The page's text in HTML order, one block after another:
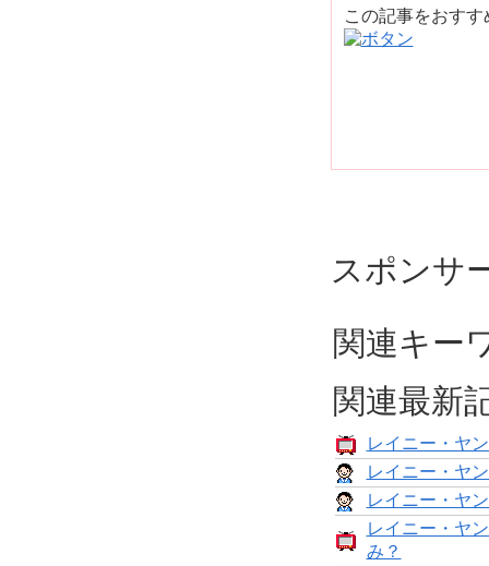
この記事をおす
スポンサ
関連キー
関連最新
レイニー・ヤ
レイニー・ヤ
レイニー・ヤ
レイニー・ヤ
み？